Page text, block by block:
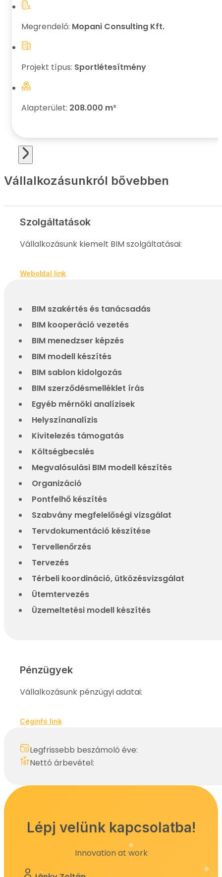
Megrendelő: Mopani Consulting Kft.
Projekt típus: Sportlétesítmény
Alapterület: 208.000 m²
Vállalkozásunkról bővebben
Szolgáltatások
Vállalkozásunk kiemelt BIM szolgáltatásai:
Weboldal link
BIM szakértés és tanácsadás
BIM kooperáció vezetés
BIM menedzser képzés
BIM modell készítés
BIM sablon kidolgozás
BIM szerződésmelléklet írás
Egyéb mérnöki analízisek
Helyszínanalízis
Kivitelezés támogatás
Költségbecslés
Megvalósulási BIM modell készítés
Organizáció
Pontfelhő készítés
Szabvány megfelelőségi vizsgálat
Tervdokumentáció készítése
Tervellenőrzés
Tervezés
Térbeli koordináció, ütközésvizsgálat
Ütemtervezés
Üzemeltetési modell készítés
Pénzügyek
Vállalkozásunk pénzügyi adatai:
Céginfó link
Legfrissebb beszámoló éve:
Nettó árbevétel:
Lépj velünk kapcsolatba!
Innovation at work